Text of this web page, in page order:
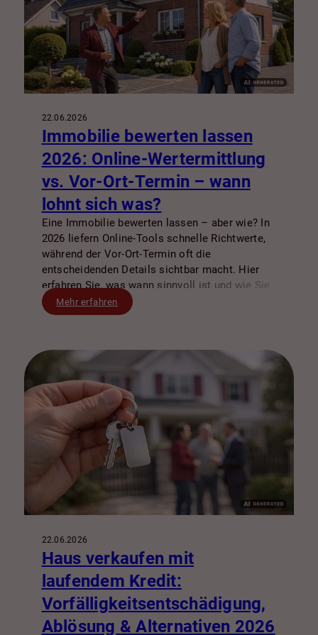
22.06.2026
Immobilie bewerten lassen
2026: Online-Wertermittlung
vs. Vor-Ort-Termin – wann
lohnt sich was?
Eine Immobilie bewerten lassen – aber wie? In
2026 liefern Online-Tools schnelle Richtwerte,
während der Vor-Ort-Termin oft die
entscheidenden Details sichtbar macht. Hier
erfahren Sie, was wann sinnvoll ist und wie Sie
den besten Start in Verkauf oder Vermietung
finden.
Mehr erfahren
22.06.2026
Haus verkaufen mit
laufendem Kredit:
Vorfälligkeitsentschädigung,
Ablösung & Alternativen 2026